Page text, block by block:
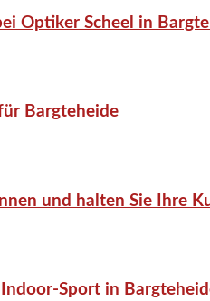
Optiker Scheel in
Bargteheide
und halten Sie Ihre
Sport in